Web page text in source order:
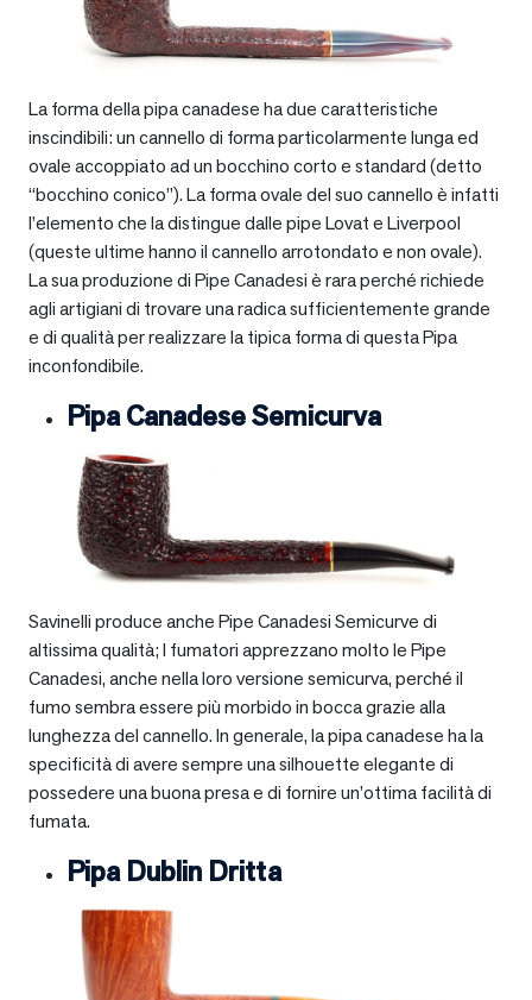
La forma della pipa canadese ha due caratteristiche
inscindibili: un cannello di forma particolarmente lunga ed
ovale accoppiato ad un bocchino corto e standard (detto
“bocchino conico”). La forma ovale del suo cannello è infatti
l’elemento che la distingue dalle pipe Lovat e Liverpool
(queste ultime hanno il cannello arrotondato e non ovale).
La sua produzione di Pipe Canadesi è rara perché richiede
agli artigiani di trovare una radica sufficientemente grande
e di qualità per realizzare la tipica forma di questa Pipa
inconfondibile.
Pipa Canadese Semicurva
Savinelli produce anche Pipe Canadesi Semicurve di
altissima qualità; I fumatori apprezzano molto le Pipe
Canadesi, anche nella loro versione semicurva, perché il
fumo sembra essere più morbido in bocca grazie alla
lunghezza del cannello. In generale, la pipa canadese ha la
specificità di avere sempre una silhouette elegante di
possedere una buona presa e di fornire un’ottima facilità di
fumata.
Pipa Dublin Dritta